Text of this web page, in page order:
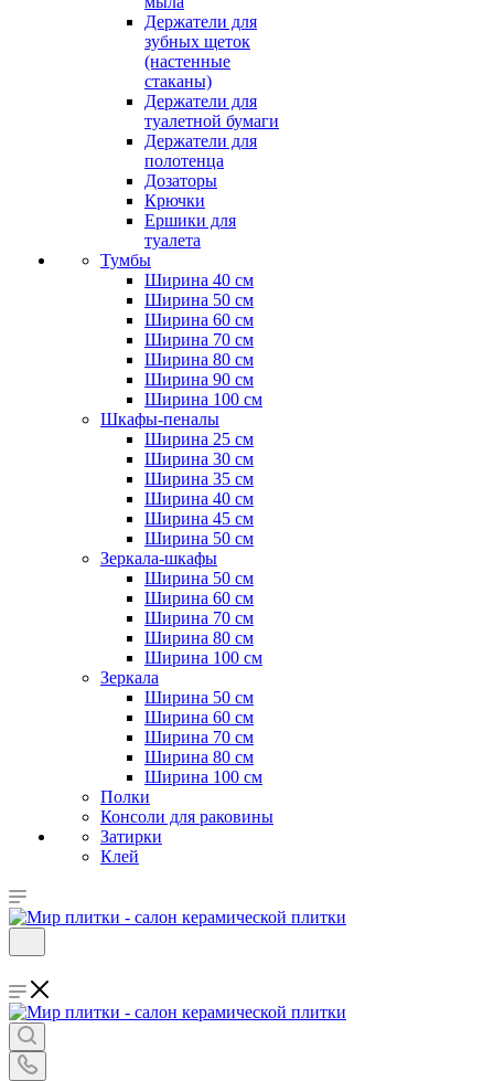
Держатели для
зубных щеток
(настенные
стаканы)
Держатели для
туалетной бумаги
Держатели для
полотенца
Дозаторы
Крючки
Ершики для
туалета
Тумбы
Ширина 40 см
Ширина 50 см
Ширина 60 см
Ширина 70 см
Ширина 80 см
Ширина 90 см
Ширина 100 см
Шкафы-пеналы
Ширина 25 см
Ширина 30 см
Ширина 35 см
Ширина 40 см
Ширина 45 см
Ширина 50 см
Зеркала-шкафы
Ширина 50 см
Ширина 60 см
Ширина 70 см
Ширина 80 см
Ширина 100 см
Зеркала
Ширина 50 см
Ширина 60 см
Ширина 70 см
Ширина 80 см
Ширина 100 см
Полки
Консоли для раковины
Затирки
Клей